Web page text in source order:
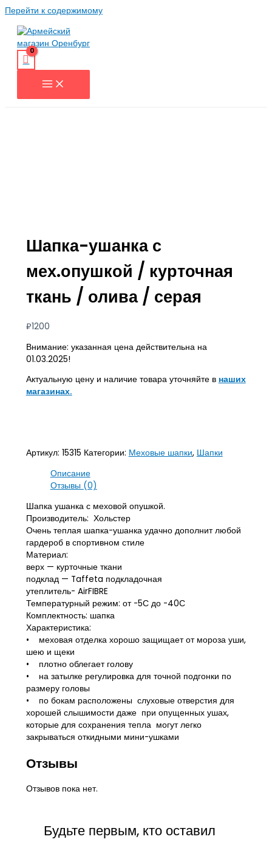
Перейти к содержимому
Шапка-ушанка с
мех.опушкой / курточная
ткань / олива / серая
₽1200
Внимание: указанная цена действительна на
01.03.2025!
Актуальную цену и наличие товара уточняйте в наших
магазинах.
Артикул: 15315 Категории: Меховые шапки, Шапки
Описание
Отзывы (0)
Шапка ушанка с меховой опушкой.
Производитель: Хольстер
Очень теплая шапка-ушанка удачно дополнит любой
гардероб в спортивном стиле
Материал:
верх — курточные ткани
подклад — Taffeta подкладочная
утеплитель- AirFIBRE
Температурный режим: от -5С до -40С
Комплектность: шапка
Характеристика:
• меховая отделка хорошо защищает от мороза уши,
шею и щеки
• плотно облегает голову
• на затылке регулировка для точной подгонки по
размеру головы
• по бокам расположены слуховые отверстия для
хорошей слышимости даже при опущенных ушах,
которые для сохранения тепла могут легко
закрываться откидными мини-ушками
Отзывы
Отзывов пока нет.
Будьте первым, кто оставил